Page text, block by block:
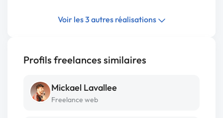
Voir les 3 autres réalisations
Profils freelances similaires
Mickael Lavallee
Freelance web